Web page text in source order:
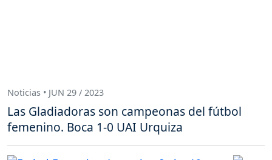
Noticias • JUN 29 / 2023
Las Gladiadoras son campeonas del fútbol
femenino. Boca 1-0 UAI Urquiza